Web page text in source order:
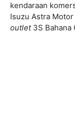
kendaraan
Isuzu Astra
outlet 3S Bahana